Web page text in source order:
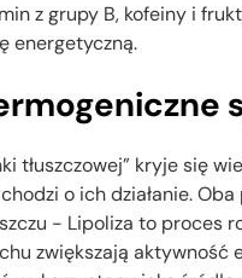
z grupy B, kofeiny i
energetyczną.
tłuszczowej” kryje się
o ich działanie.
- Lipoliza to proces
zwiększają aktywność